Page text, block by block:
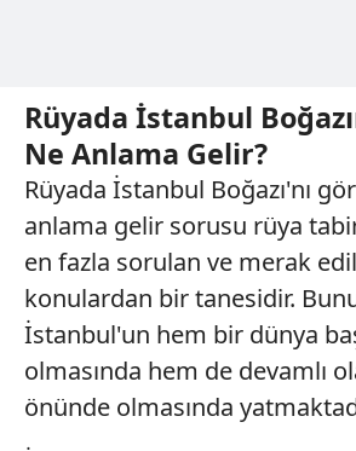
Rüyada İstanbul
Ne Anlama Gelir?
Rüyada İstanbul Boğazı'nı
anlama gelir sorusu rüya
en fazla sorulan ve merak
konulardan bir tanesidir.
İstanbul'un hem bir dünya
olmasında hem de devamlı
önünde olmasında